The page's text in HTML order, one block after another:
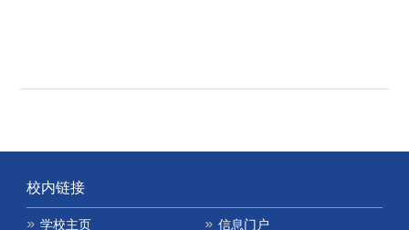
校内链接
学校主页 信息门户